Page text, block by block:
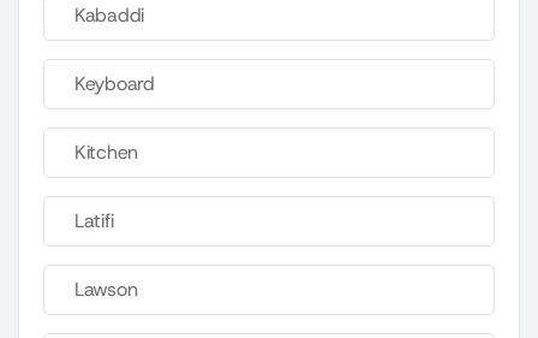
Kabaddi
Keyboard
Kitchen
Latifi
Lawson